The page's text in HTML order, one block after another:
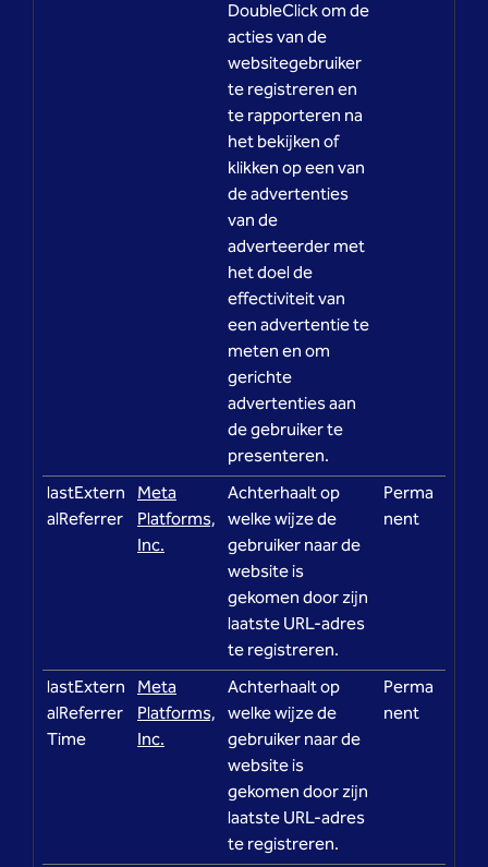
DoubleClick om de
acties van de
websitegebruiker
te registreren en
te rapporteren na
het bekijken of
klikken op een van
de advertenties
van de
adverteerder met
het doel de
effectiviteit van
een advertentie te
meten en om
gerichte
advertenties aan
de gebruiker te
presenteren.
lastExtern
alReferrer
Meta
Platforms,
Inc.
Achterhaalt op
welke wijze de
gebruiker naar de
website is
gekomen door zijn
laatste URL-adres
te registreren.
Perma
nent
lastExtern
alReferrer
Time
Meta
Platforms,
Inc.
Achterhaalt op
welke wijze de
gebruiker naar de
website is
gekomen door zijn
laatste URL-adres
te registreren.
Perma
nent